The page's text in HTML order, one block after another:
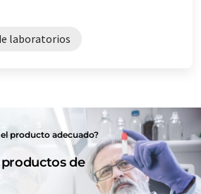
laboratorios
producto adecuado?
de